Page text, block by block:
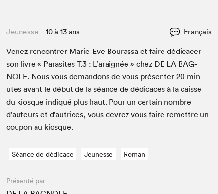
Jeunesse 10 à 13 ans Français
Venez ren­con­tr­er Marie-Eve Bouras­sa et faire dédi­cac­er
son livre « Par­a­sites T.3 : L’araignée » chez DE LA BAG­
NOLE. Nous vous deman­dons de vous présen­ter20 min­
utes avant le début de la séance de dédi­caces à la caisse
du kiosque indiqué plus haut. Pour un cer­tain nom­bre
d’auteurs et d’autrices, vous devrez vous faire remet­tre un
coupon au kiosque.
Séance de dédicace Jeunesse Roman
Présenté par